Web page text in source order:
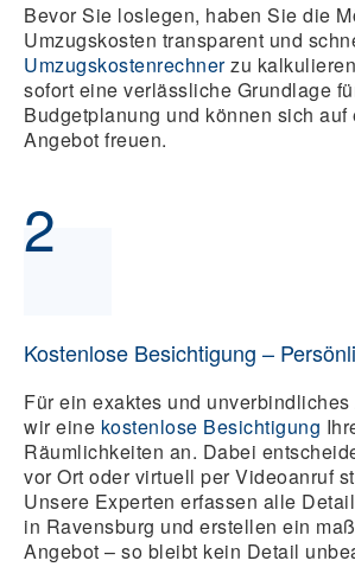
Bevor Sie loslegen, haben Sie die
Umzugskosten transparent und
Umzugskostenrechnerzu
sofort eine verlässliche Grundlage
Budgetplanung und können sich
Angebot freuen.
2
Kostenlose Besichtigung –
Für ein exaktes und
wir eine kostenlose Besichtigung
Räumlichkeiten an. Dabei
vor Ort oder virtuell per Videoanruf
Unsere Experten erfassen alle
in Ravensburg und erstellen ein
Angebot – so bleibt kein Detail